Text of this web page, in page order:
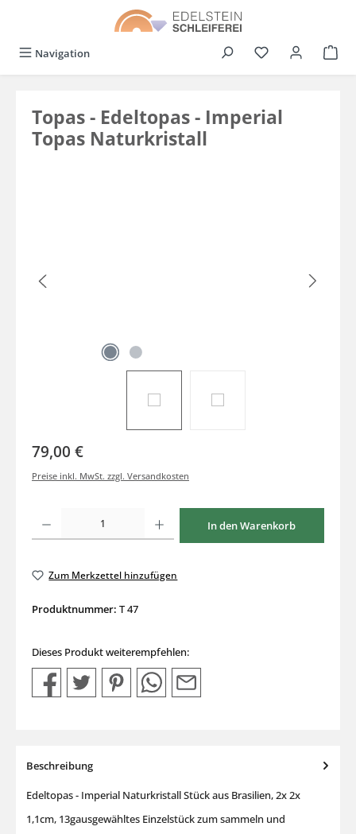
Navigation Du hast 0
Topas - Edeltopas - Imperial
Topas Naturkristall
79,00 €
Preise inkl. MwSt. zzgl. Versandkosten
Produkt Anzahl: Gib den gewünschten Wert ein oder benutze die Schaltflächen um
In den Warenkorb
Zum Merkzettel hinzufügen
Produktnummer: T 47
Dieses Produkt weiterempfehlen:
Beschreibung
Edeltopas - Imperial Naturkristall Stück aus Brasilien, 2x 2x
1,1cm, 13gausgewähltes Einzelstück zum sammeln und